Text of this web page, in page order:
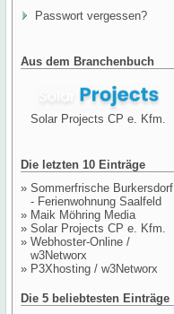
Passwort vergessen?
Aus dem Branchenbuch
Solar Projects CP e. Kfm.
Die letzten 10 Einträge
» Sommerfrische Burkersdorf
- Ferienwohnung Saalfeld
» Maik Möhring Media
» Solar Projects CP e. Kfm.
» Webhoster-Online /
w3Networx
» P3Xhosting / w3Networx
Die 5 beliebtesten Einträge